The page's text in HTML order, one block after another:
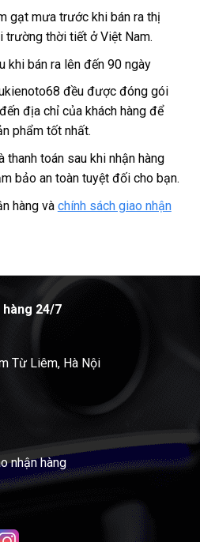
gạt mưa trước khi bán ra thị
trường thời tiết ở Việt Nam.
khi bán ra lên đến 90 ngày
đều được đóng gói
địa chỉ của khách hàng để
phẩm tốt nhất.
thanh toán sau khi nhận hàng
bảo an toàn tuyệt đối cho bạn.
hàng và chính sách giao nhận
24/7
Từ Liêm, Hà Nội
nhận hàng